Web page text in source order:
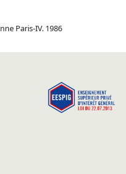
Paris-IV. 1986